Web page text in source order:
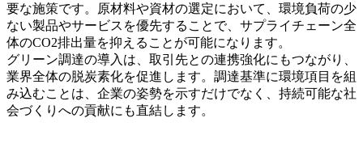
要な施策です。原材料や資材の選定において、環境負荷の少
ない製品やサービスを優先することで、サプライチェーン全
体のCO2排出量を抑えることが可能になります。
グリーン調達の導入は、取引先との連携強化にもつながり、
業界全体の脱炭素化を促進します。調達基準に環境項目を組
み込むことは、企業の姿勢を示すだけでなく、持続可能な社
会づくりへの貢献にも直結します。